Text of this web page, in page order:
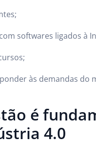
softwares ligados à
às demandas do
é
4.0